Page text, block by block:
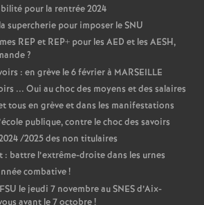
pour la rentrée 2024
supercherie pour imposer le SNU
REP et REP+ pour les AED et les AESH,
?
: en grève le 6 février à MARSEILLE
... Oui au choc des moyens et des salaires
tous en grève et dans les manifestations
publique, contre le choc des savoirs
/2025 des non titulaires
battre l’extrême-droite dans les urnes
combative!
le jeudi 7 novembre au SNES d’Aix-